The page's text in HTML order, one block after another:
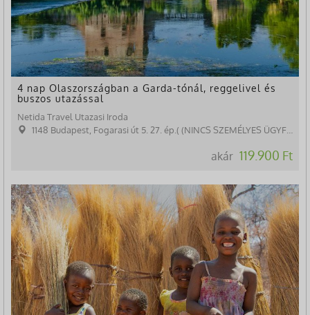
4 nap Olaszországban a Garda-tónál, reggelivel és
buszos utazással
Netida Travel Utazasi Iroda
1148 Budapest, Fogarasi út 5. 27. ép.( (NINCS SZEMÉLYES ÜGYFÉLFOGADÁS)
akár 119.900 Ft